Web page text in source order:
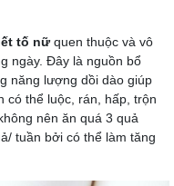
tố nữquen thuộc và vô
ngày. Đây là nguồn bổ
năng lượng dồi dào giúp
có thể luộc, rán, hấp, trộn
nên ăn quá 3 quả
tuần bởi có thể làm tăng